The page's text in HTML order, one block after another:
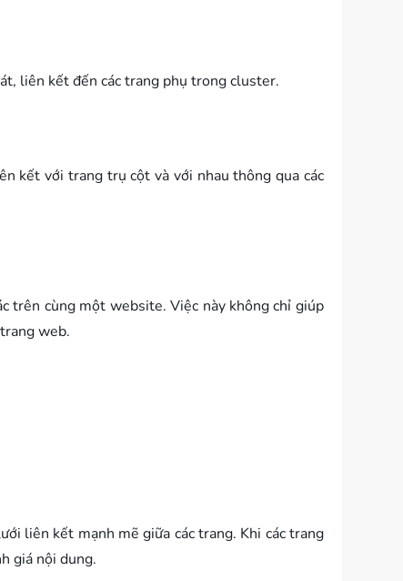
liên kết đến các trang phụ trong cluster.
kết với trang trụ cột và với nhau thông qua các
trên cùng một website. Việc này không chỉ giúp
web.
liên kết mạnh mẽ giữa các trang. Khi các trang
giá nội dung.